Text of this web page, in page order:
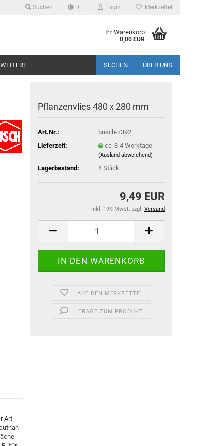
Suchen DE Login Merkzettel
Ihr Warenkorb
0,00 EUR
SUCHEN ÜBER UNS
WEITERE
Pflanzenvlies 480 x 280 mm
Art.Nr.:
busch-7392
Lieferzeit:
ca. 3-4 Werktage
(Ausland abweichend)
Lagerbestand: 4Stück
9,49 EUR
inkl. 19% MwSt. zzgl. Versand
AUF DEN MERKZETTEL
FRAGE ZUM PRODUKT
Art